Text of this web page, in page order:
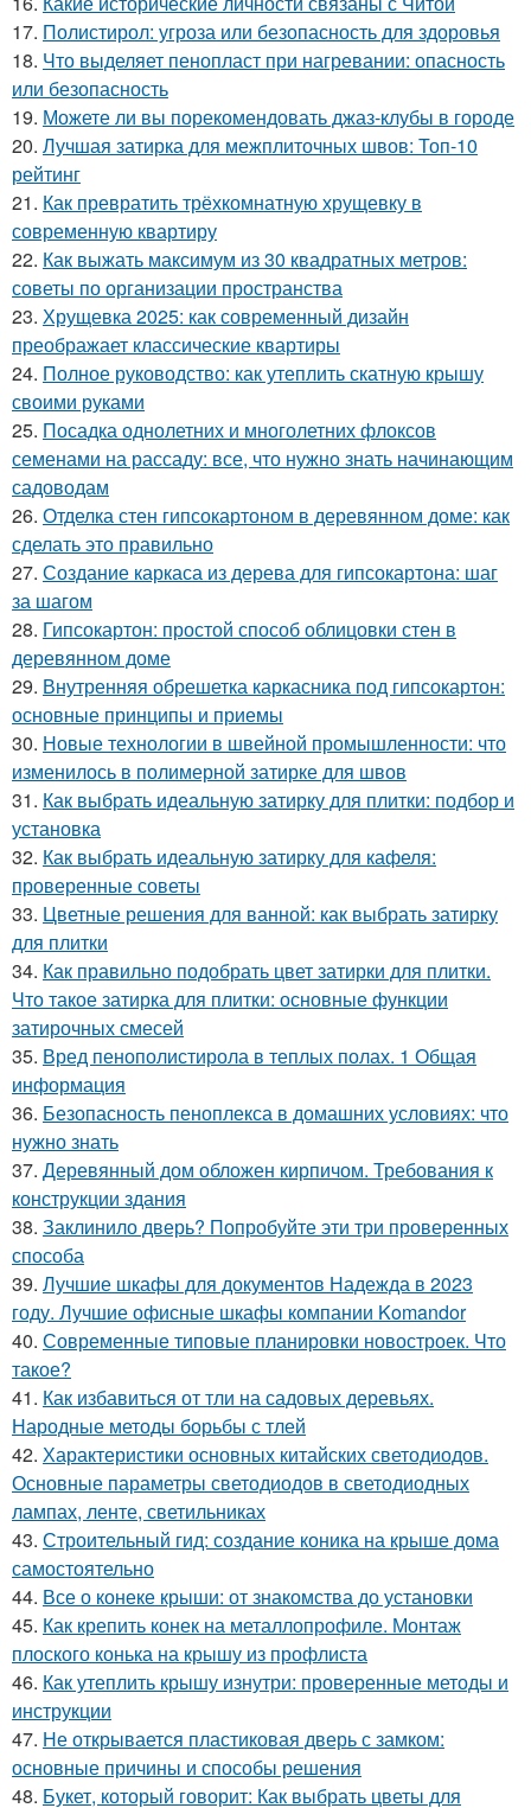
17. Полистирол: угроза или безопасность для здоровья
18. Что выделяет пенопласт при нагревании: опасность
или безопасность
19. Можете ли вы порекомендовать джаз-клубы в городе
20. Лучшая затирка для межплиточных швов: Топ-10
рейтинг
21. Как превратить трёхкомнатную хрущевку в
современную квартиру
22. Как выжать максимум из 30 квадратных метров:
советы по организации пространства
23. Хрущевка 2025: как современный дизайн
преображает классические квартиры
24. Полное руководство: как утеплить скатную крышу
своими руками
25. Посадка однолетних и многолетних флоксов
семенами на рассаду: все, что нужно знать начинающим
садоводам
26. Отделка стен гипсокартоном в деревянном доме: как
сделать это правильно
27. Создание каркаса из дерева для гипсокартона: шаг
за шагом
28. Гипсокартон: простой способ облицовки стен в
деревянном доме
29. Внутренняя обрешетка каркасника под гипсокартон:
основные принципы и приемы
30. Новые технологии в швейной промышленности: что
изменилось в полимерной затирке для швов
31. Как выбрать идеальную затирку для плитки: подбор и
установка
32. Как выбрать идеальную затирку для кафеля:
проверенные советы
33. Цветные решения для ванной: как выбрать затирку
для плитки
34. Как правильно подобрать цвет затирки для плитки.
Что такое затирка для плитки: основные функции
затирочных смесей
35. Вред пенополистирола в теплых полах. 1 Общая
информация
36. Безопасность пеноплекса в домашних условиях: что
нужно знать
37. Деревянный дом обложен кирпичом. Требования к
конструкции здания
38. Заклинило дверь? Попробуйте эти три проверенных
способа
39. Лучшие шкафы для документов Надежда в 2023
году. Лучшие офисные шкафы компании Komandor
40. Современные типовые планировки новостроек. Что
такое?
41. Как избавиться от тли на садовых деревьях.
Народные методы борьбы с тлей
42. Характеристики основных китайских светодиодов.
Основные параметры светодиодов в светодиодных
лампах, ленте, светильниках
43. Строительный гид: создание коника на крыше дома
самостоятельно
44. Все о конеке крыши: от знакомства до установки
45. Как крепить конек на металлопрофиле. Монтаж
плоского конька на крышу из профлиста
46. Как утеплить крышу изнутри: проверенные методы и
инструкции
47. Не открывается пластиковая дверь с замком:
основные причины и способы решения
48. Букет, который говорит: Как выбрать цветы для